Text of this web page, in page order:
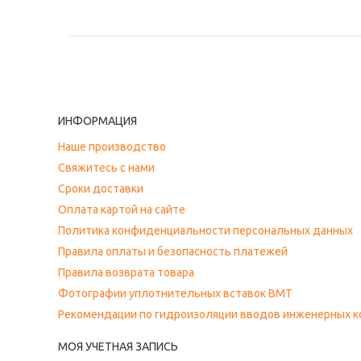
ИНФОРМАЦИЯ
Наше производство
Свяжитесь с нами
Сроки доставки
Оплата картой на сайте
Политика конфиденциальности персональных данных
Правила оплаты и безопасность платежей
Правила возврата товара
Фотографии уплотнительных вставок ВМТ
Рекомендации по гидроизоляции вводов инженерных
МОЯ УЧЕТНАЯ ЗАПИСЬ